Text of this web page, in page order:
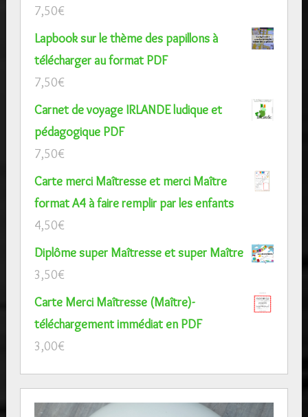
7,50€
Lapbook sur le thème des papillons à
télécharger au format PDF
7,50€
Carnet de voyage IRLANDE ludique et
pédagogique PDF
7,50€
Carte merci Maîtresse et merci Maître
format A4 à faire remplir par les enfants
4,50€
Diplôme super Maîtresse et super Maître
3,50€
Carte Merci Maîtresse (Maître)-
téléchargement immédiat en PDF
3,00€